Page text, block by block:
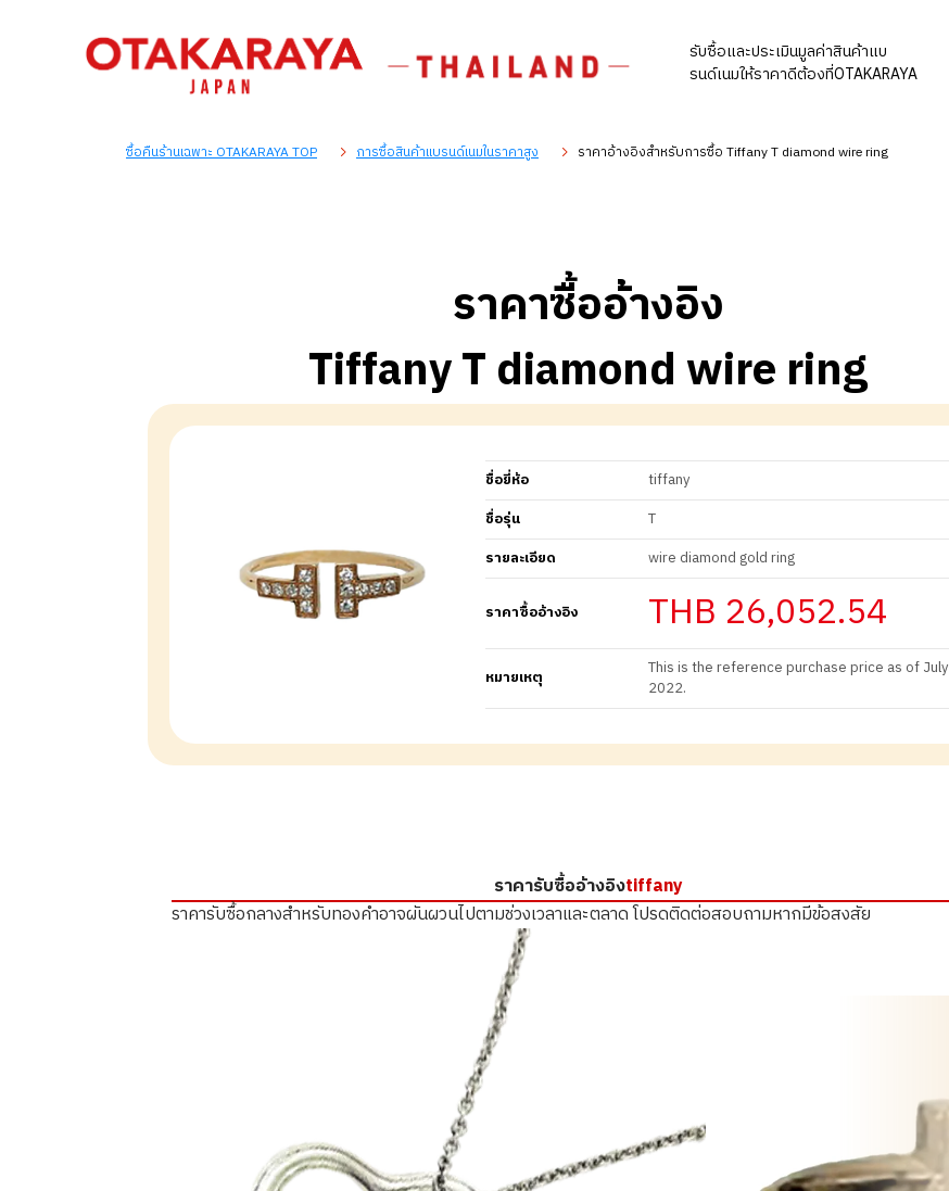
รับซื้อและประเมินมูลค่าสินค้าแบ
รนด์เนมให้ราคาดีต้องที่OTAKARAYA
ซื้อคืนร้านเฉพาะ OTAKARAYA TOP การซื้อสินค้าแบรนด์เนมในราคาสูง ราคาอ้างอิงสำหรับการซื้อ Tiffany T diamond wire ring
ราคาซื้ออ้างอิง
Tiffany T diamond wire ring
ชื่อยี่ห้อ
tiffany
ชื่อรุ่น
T
รายละเอียด
wire diamond gold ring
ราคาซื้ออ้างอิง THB 26,052.54
หมายเหตุ
This is the reference purchase price as of July
2022.
ราคารับซื้ออ้างอิงtiffany
ราคารับซื้อกลางสำหรับทองคำอาจผันผวนไปตามช่วงเวลาและตลาดโปรดติดต่อสอบถามหากมีข้อสงสัย